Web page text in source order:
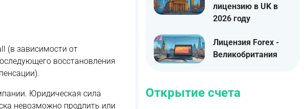
(в зависимости от
восстановления
Юридическая сила
невозможно продлить или
лицензию в UK в
2026 году
Лицензия Forex -
Великобритания
Открытие счета